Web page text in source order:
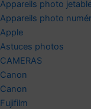
Appareils photo
Appareils photo
Apple
Astuces photos
CAMERAS
Canon
Canon
Fujifilm